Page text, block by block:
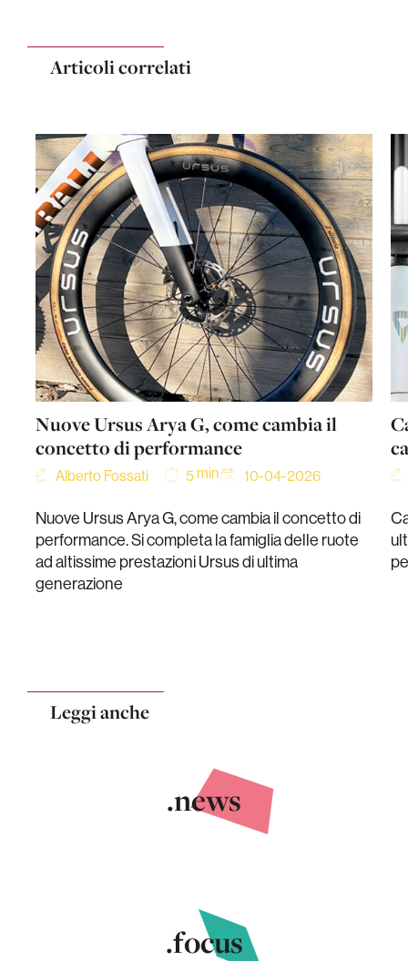
Articoli correlati
Nuove Ursus Arya G, come cambia il
concetto di performance
Alberto Fossati 5 min 10-04-2026
Nuove Ursus Arya G, come cambia il concetto di
performance. Si completa la famiglia delle ruote
ad altissime prestazioni Ursus di ultima
generazione
Leggi anche
.news
.focus